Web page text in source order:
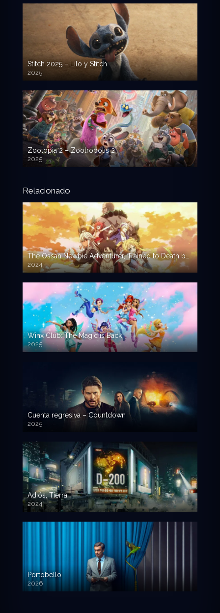
Stitch 2025 – Lilo y Stitch
2025
720p HD
Zootopia 2 – Zootropolis 2
2025
720p HD
Relacionado
The Ossan Newbie Adventurer, Trained to Death by the Most Powerful Party, Became Invincible – Shinmai Ossan Boukensha
2024
Winx Club: The Magic is Back
2025
Cuenta regresiva – Countdown
2025
Adiós, Tierra
2024
Portobello
2026